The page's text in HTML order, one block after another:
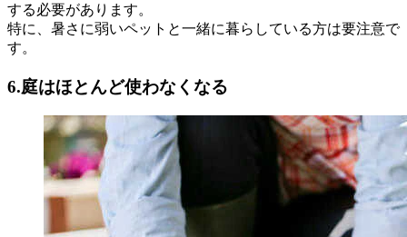
する必要があります。
特に、暑さに弱いペットと一緒に暮らしている方は要注意で
す。
6.庭はほとんど使わなくなる